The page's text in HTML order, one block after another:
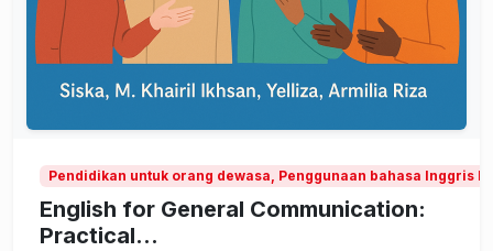
Pendidikan untuk orang dewasa, Penggunaan bahasa Inggris
English for General Communication:
Practical...